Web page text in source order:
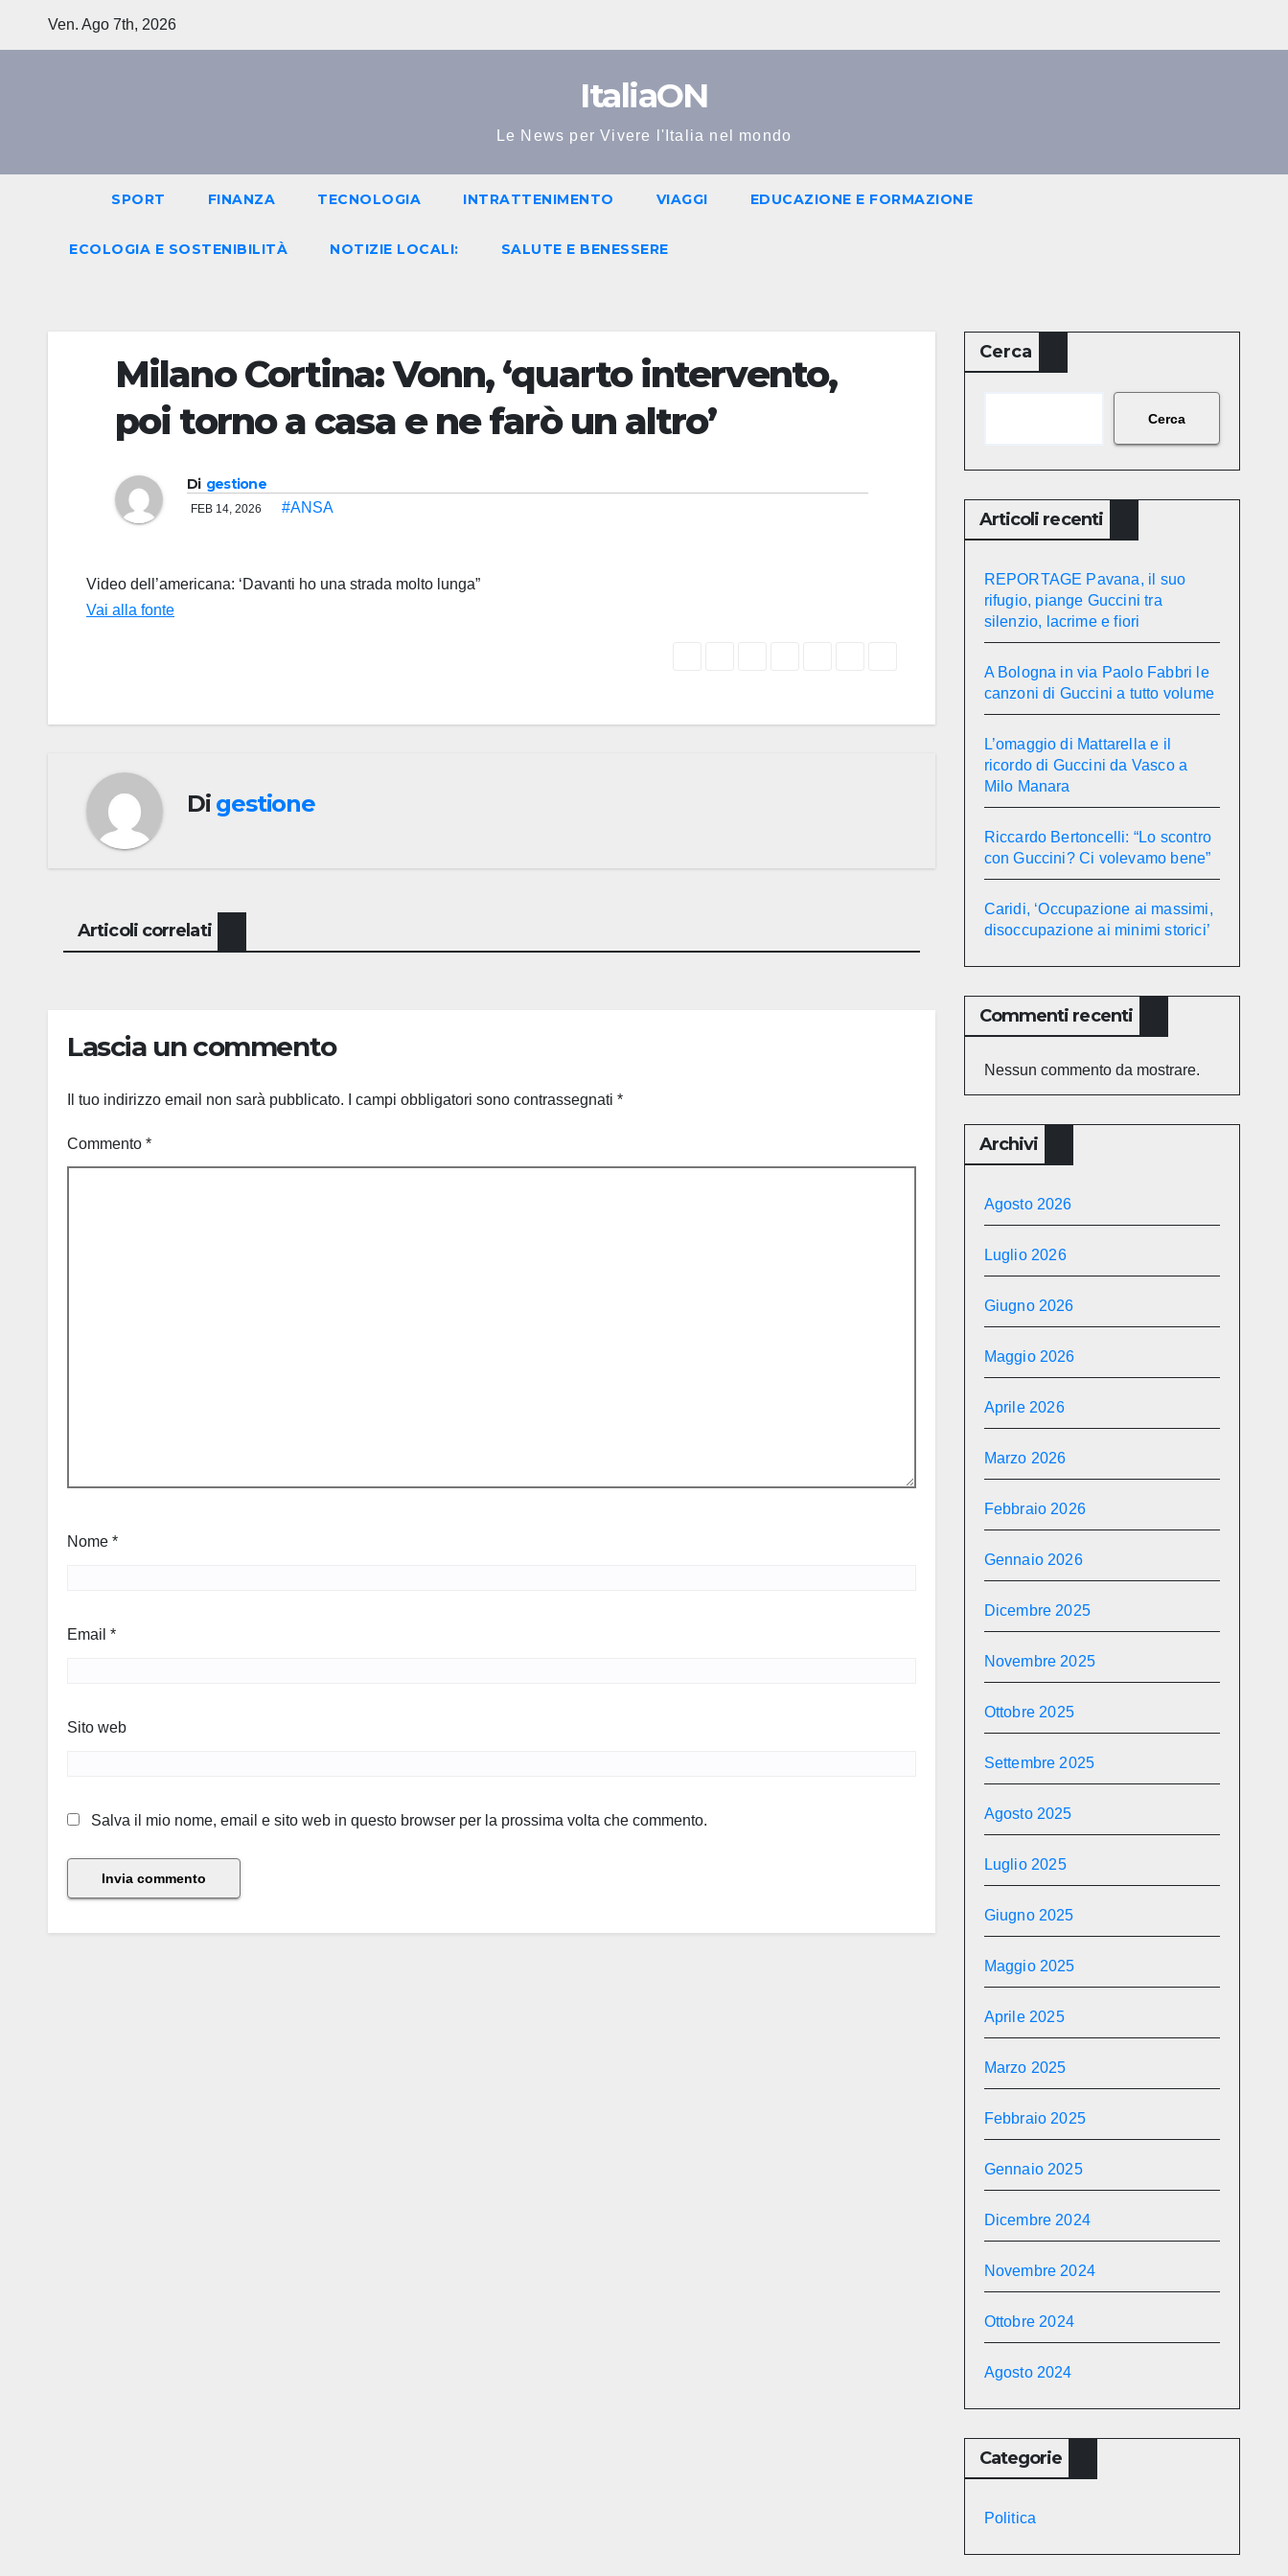
Ven. Ago 7th, 2026
ItaliaON
Le News per Vivere l'Italia nel mondo
SPORT FINANZA TECNOLOGIA INTRATTENIMENTO VIAGGI EDUCAZIONE E FORMAZIONE
ECOLOGIA E SOSTENIBILITÀ NOTIZIE LOCALI: SALUTE E BENESSERE
Milano Cortina: Vonn, ‘quarto intervento,
poi torno a casa e ne farò un altro’
Di gestione
FEB 14, 2026 #ANSA
Video dell’americana: ‘Davanti ho una strada molto lunga”
Vai alla fonte
Di gestione
Articoli correlati
Lascia un commento
Il tuo indirizzo email non sarà pubblicato. I campi obbligatori sono contrassegnati *
Commento *
Nome *
Email *
Sito web
Salva il mio nome, email e sito web in questo browser per la prossima volta che commento.
Cerca
Cerca
Articoli recenti
REPORTAGE Pavana, il suo
rifugio, piange Guccini tra
silenzio, lacrime e fiori
A Bologna in via Paolo Fabbri le
canzoni di Guccini a tutto volume
L’omaggio di Mattarella e il
ricordo di Guccini da Vasco a
Milo Manara
Riccardo Bertoncelli: “Lo scontro
con Guccini? Ci volevamo bene”
Caridi, ‘Occupazione ai massimi,
disoccupazione ai minimi storici’
Commenti recenti
Nessun commento da mostrare.
Archivi
Agosto 2026
Luglio 2026
Giugno 2026
Maggio 2026
Aprile 2026
Marzo 2026
Febbraio 2026
Gennaio 2026
Dicembre 2025
Novembre 2025
Ottobre 2025
Settembre 2025
Agosto 2025
Luglio 2025
Giugno 2025
Maggio 2025
Aprile 2025
Marzo 2025
Febbraio 2025
Gennaio 2025
Dicembre 2024
Novembre 2024
Ottobre 2024
Agosto 2024
Categorie
Politica